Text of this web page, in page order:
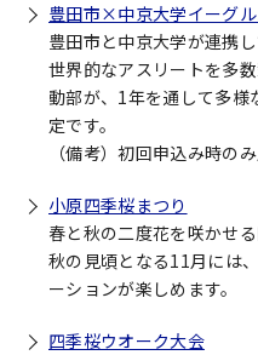
豊田市×中京大学イーグ
豊田市と中京大学が連携
世界的なアスリートを多
動部が、1年を通して多
定です。
（備考）初回申込み時の
小原四季桜まつり
春と秋の二度花を咲かせる
秋の見頃となる11月には
ーションが楽しめます。
四季桜ウオーク大会